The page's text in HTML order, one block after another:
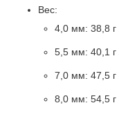
Вес:
4,0 мм: 38,8 г
5,5 мм: 40,1 г
7,0 мм: 47,5 г
8,0 мм: 54,5 г